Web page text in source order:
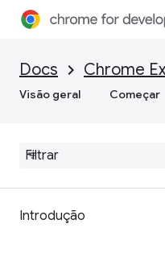
Docs Chrome
Visão geral Começar
Introdução